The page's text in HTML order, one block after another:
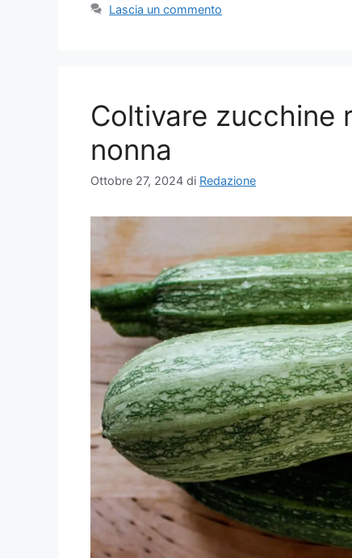
Lascia un commento
Coltivare zucchine
nonna
Ottobre 27, 2024 di Redazione